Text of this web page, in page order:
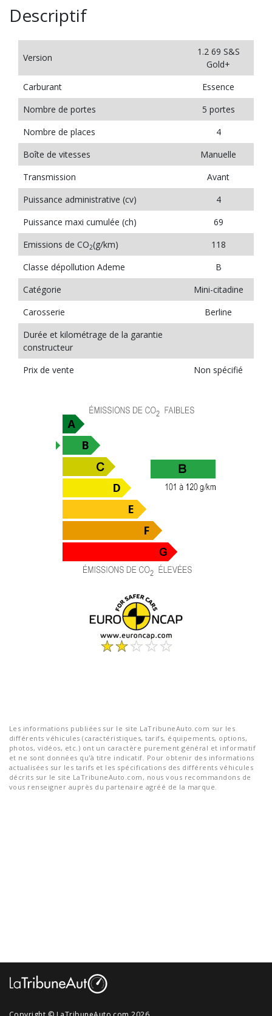
Descriptif
Version
1.2 69 S&S
Gold+
Carburant
Essence
Nombre de portes
5 portes
Nombre de places
4
Boîte de vitesses
Manuelle
Transmission
Avant
Puissance administrative (cv)
4
Puissance maxi cumulée (ch)
69
Emissions de CO2(g/km)
118
Classe dépollution Ademe
B
Catégorie
Mini-citadine
Carosserie
Berline
Durée et kilométrage de la garantie
constructeur
Prix de vente
Non spécifié
Les informations publiées sur le site LaTribuneAuto.com sur les
différents véhicules (caractéristiques, tarifs, équipements, options,
photos, vidéos, etc.) ont un caractère purement général et informatif
et ne sont données qu'à titre indicatif. Pour obtenir des informations
actualisées sur les tarifs et les spécifications des différents véhicules
décrits sur le site LaTribuneAuto.com, nous vous recommandons de
vous renseigner auprès du partenaire agréé de la marque.